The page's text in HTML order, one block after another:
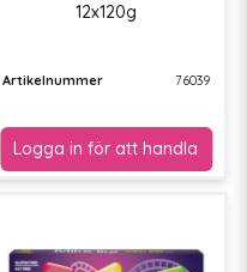
12x120g
Artikelnummer 76039